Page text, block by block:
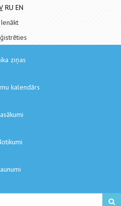
RU EN
Ienākt
ziņas
kalendārs